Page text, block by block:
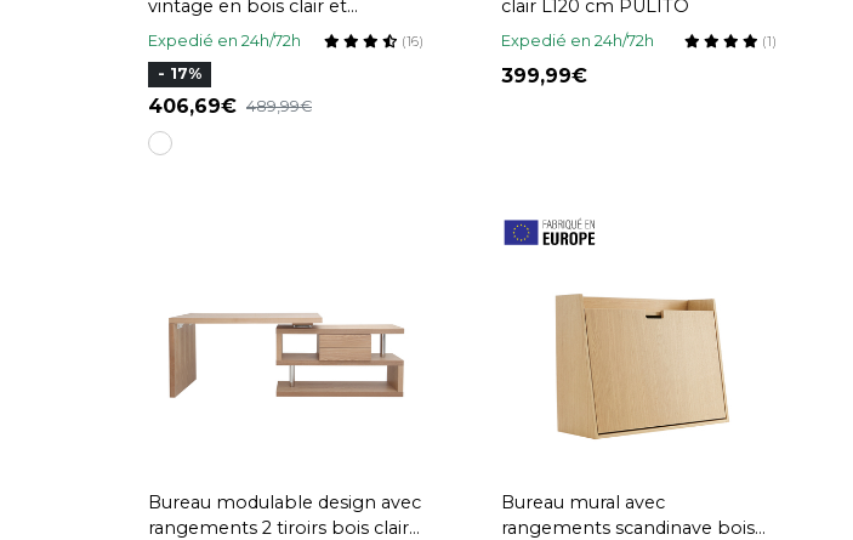
vintage en bois clair et
cannage L120 cm OLYMPE
Expedié en 24h/72h (16)
- 17%
406,69 489,99
clair L120 cm PULITO
Expedié en 24h/72h (1)
399,99
Bureau modulable design avec
rangements 2 tiroirs bois clair
Bureau mural avec
rangements scandinave bois